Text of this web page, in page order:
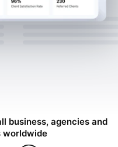
business, agencies and
worldwide